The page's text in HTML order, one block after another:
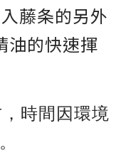
藤条的另外
油的快速揮
時間因環境